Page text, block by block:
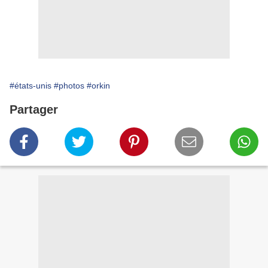
#états-unis #photos #orkin
Partager